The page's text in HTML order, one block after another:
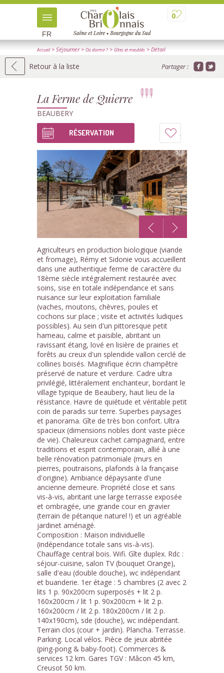
0
FR
Accueil> Séjourner> Où dormir ? > Gîtes et meublés > Détail
Retour à la liste Partager :
La Ferme de Quierre
BEAUBERY
à
mon
carnet
RÉSERVATION
1 /10
Agriculteurs en production biologique (viande
et fromage), Rémy et Sidonie vous accueillent
dans une authentique ferme de caractère du
18ème siècle intégralement restaurée avec
soins, sise en totale indépendance et sans
nuisance sur leur exploitation familiale
(vaches, moutons, chèvres, poules et
cochons sur place ; visite et activités ludiques
possibles). Au sein d'un pittoresque petit
hameau, calme et paisible, abritant un
ravissant étang, lové en lisière de prairies et
forêts au creux d'un splendide vallon cerclé de
collines boisés. Magnifique écrin champêtre
préservé de nature et verdure. Cadre ultra
privilégié, littéralement enchanteur, bordant le
village typique de Beaubery, haut lieu de la
résistance. Havre de quiétude et véritable petit
coin de paradis sur terre. Superbes paysages
et panorama. Gîte de très bon confort. Ultra
spacieux (dimensions nobles dont vaste pièce
de vie). Chaleureux cachet campagnard, entre
traditions et esprit contemporain, allié à une
belle rénovation patrimoniale (murs en
pierres, poutraisons, plafonds à la française
d'origine). Ambiance dépaysante d'une
ancienne demeure. Propriété close et sans
vis-à-vis, abritant une large terrasse exposée
et ombragée, une grande cour en gravier
(terrain de pétanque naturel !) et un agréable
jardinet aménagé.
Composition : Maison individuelle
(indépendance totale sans vis-à-vis).
Chauffage central bois. Wifi. Gîte duplex. Rdc :
séjour-cuisine, salon TV (bouquet Orange),
salle d'eau (double douche), wc indépendant
et buanderie. 1er étage : 5 chambres (2 avec 2
lits 1 p. 90x200cm superposés + lit 2 p.
160x200cm / lit 1 p. 90x200cm + lit 2 p.
160x200cm / lit 2 p. 180x200cm / lit 2 p.
140x190cm), sde (douche), wc indépendant.
Terrain clos (cour + jardin). Plancha. Terrasse.
Parking. Local vélos. Pièce de jeux abritée
(ping-pong & baby-foot). Commerces &
services 12 km. Gares TGV : Mâcon 45 km,
Creusot 50 km.